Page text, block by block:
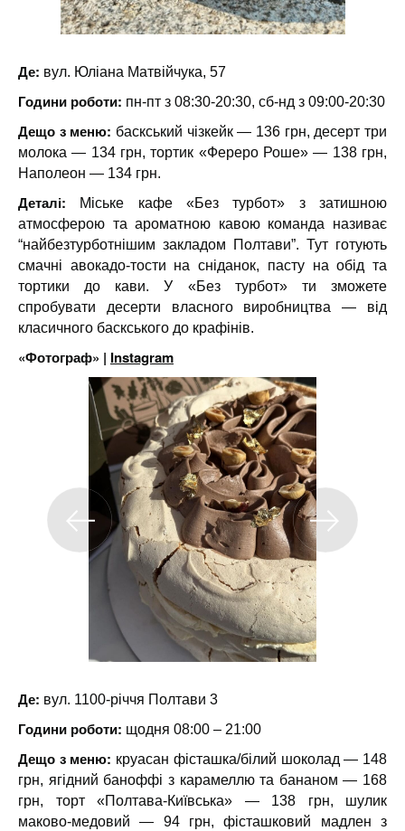
Де: вул. Юліана Матвійчука, 57
Години роботи: пн-пт з 08:30-20:30, сб-нд з 09:00-20:30
Дещо з меню: баскський чізкейк — 136 грн, десерт три
молока — 134 грн, тортик «Фереро Роше» — 138 грн,
Наполеон — 134 грн.
Деталі:
Міське кафе «Без турбот» з затишною
атмосферою та ароматною кавою команда називає
“найбезтурботнішим закладом Полтави”. Тут готують
смачні авокадо-тости на сніданок, пасту на обід та
тортики до кави. У «Без турбот» ти зможете
спробувати десерти власного виробництва — від
класичного баскського до крафінів.
«Фотограф» | Instagram
Де: вул. 1100-річчя Полтави 3
Години роботи: щодня 08:00 – 21:00
Дещо з меню: круасан фісташка/білий шоколад — 148
грн, ягідний баноффі з карамеллю та бананом — 168
грн, торт «Полтава-Київська» — 138 грн, шулик
маково-медовий — 94 грн, фісташковий мадлен з